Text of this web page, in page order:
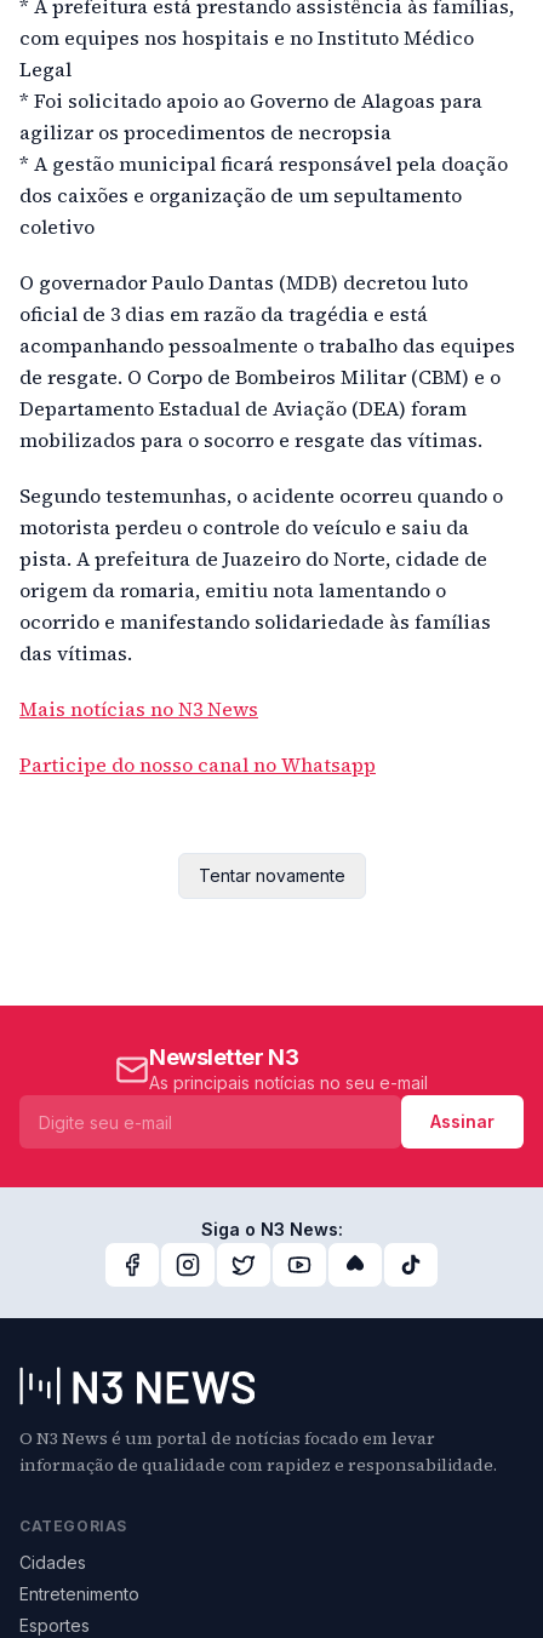
* A prefeitura está prestando assistência às famílias,
com equipes nos hospitais e no Instituto Médico
Legal
* Foi solicitado apoio ao Governo de Alagoas para
agilizar os procedimentos de necropsia
* A gestão municipal ficará responsável pela doação
dos caixões e organização de um sepultamento
coletivo
O governador Paulo Dantas (MDB) decretou luto
oficial de 3 dias em razão da tragédia e está
acompanhando pessoalmente o trabalho das equipes
de resgate. O Corpo de Bombeiros Militar (CBM) e o
Departamento Estadual de Aviação (DEA) foram
mobilizados para o socorro e resgate das vítimas.
Segundo testemunhas, o acidente ocorreu quando o
motorista perdeu o controle do veículo e saiu da
pista. A prefeitura de Juazeiro do Norte, cidade de
origem da romaria, emitiu nota lamentando o
ocorrido e manifestando solidariedade às famílias
das vítimas.
Mais notícias no N3 News
Participe do nosso canal no Whatsapp
Tentar novamente
Newsletter N3
As principais notícias no seu e-mail
Assinar
Siga o N3 News:
O N3 News é um portal de notícias focado em levar
informação de qualidade com rapidez e responsabilidade.
CATEGORIAS
Cidades
Entretenimento
Esportes